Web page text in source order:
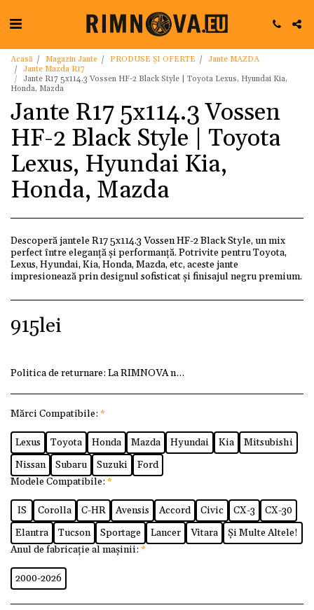
Acasă Magazin Jante PRODUSE ȘI OFERTE
Jante MAZDA
Jante Mazda R17
Jante R17 5x114.3 Vossen HF-2 Black Style | Toyota Lexus, Hyundai Kia,
Honda, Mazda
Jante R17 5x114.3 Vossen
HF-2 Black Style | Toyota
Lexus, Hyundai Kia,
Honda, Mazda
Descoperă jantele R17 5x114.3 Vossen HF-2 Black Style, un mix
perfect între eleganță și performanță. Potrivite pentru Toyota,
Lexus, Hyundai, Kia, Honda, Mazda, etc, aceste jante
impresionează prin designul sofisticat și finisajul negru premium.
915lei
Politica de returnare: La RIMNOVA ne dorim ca fiecare
Mărci Compatibile: *
Lexus Toyota Honda Mazda Hyundai Kia
Mitsubishi
Nissan
Subaru Suzuki
Ford
Modele Compatibile: *
IS Corolla C-HR Avensis Accord Civic CX-3
CX-30
Elantra
Tucson Sportage Lancer Vitara
Și Multe Altele!
Anul de fabricație al mașinii: *
2000-2026